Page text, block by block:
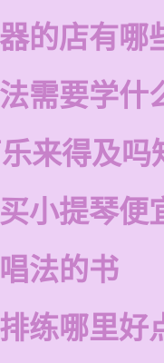
的店有哪
需要学什
来得及吗
小提琴便
法的书
练哪里好